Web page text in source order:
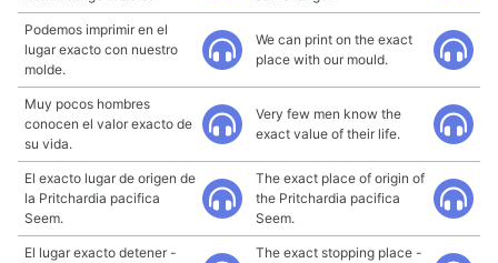
Podemos imprimir en el
lugar exacto con nuestro
molde.
We can print on the exact
place with our mould.
Muy pocos hombres
conocen el valor exacto de
su vida.
Very few men know the
exact value of their life.
El exacto lugar de origen de
la Pritchardia pacifica
Seem.
The exact place of origin of
the Pritchardia pacifica
Seem.
El lugar exacto detener -
The exact stopping place -